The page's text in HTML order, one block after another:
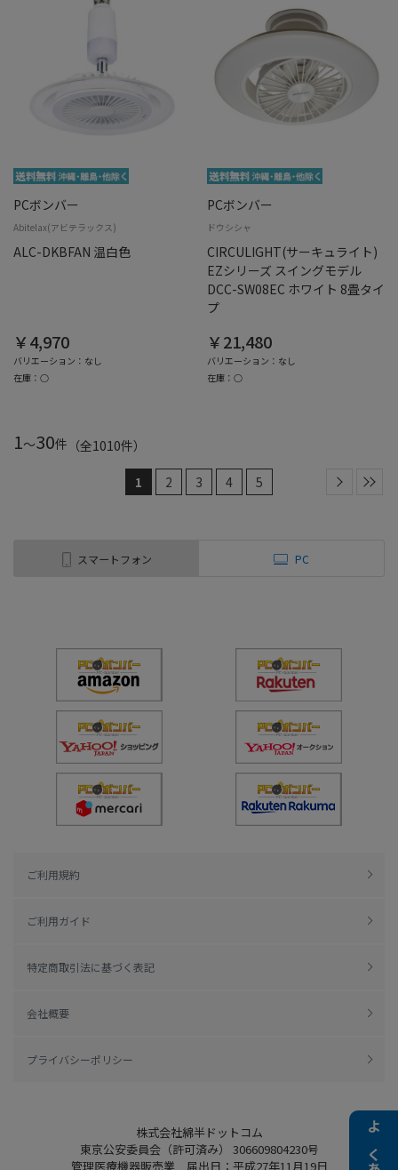
PCボンバー
Abitelax(アビテラックス)
ALC-DKBFAN 温白色
￥4,970
バリエーション：なし
在庫：○
PCボンバー
ドウシシャ
CIRCULIGHT(サーキュライト)
EZシリーズ スイングモデル
DCC-SW08EC ホワイト 8畳タイ
プ
￥21,480
バリエーション：なし
在庫：○
1～30件 （全1010件）
1 2 3 4 5
スマートフォン PC
ご利用規約
ご利用ガイド
特定商取引法に基づく表記
会社概要
プライバシーポリシー
株式会社綿半ドットコム
東京公安委員会（許可済み） 306609804230号
管理医療機器販売業 届出日：平成27年11月19日